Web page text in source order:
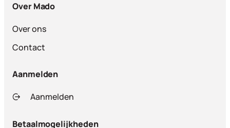
Over Mado
Over ons
Contact
Aanmelden
Aanmelden
Betaalmogelijkheden